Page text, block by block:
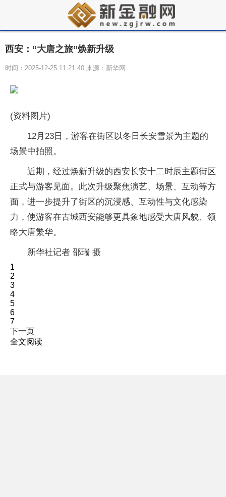
西安：“大唐之旅”焕新升级
时间：2025-12-25 11:21:40 来源：新华网
(资料图片)
12月23日，游客在街区以冬日长安雪景为主题的
场景中拍照。
近期，经过焕新升级的西安长安十二时辰主题街区
正式与游客见面。此次升级聚焦演艺、场景、互动等方
面，进一步提升了街区的沉浸感、互动性与文化感染
力，使游客在古城西安能够更具象地感受大唐风貌、领
略大唐繁华。
新华社记者 邵瑞 摄
1
2
3
4
5
6
7
下一页
全文阅读